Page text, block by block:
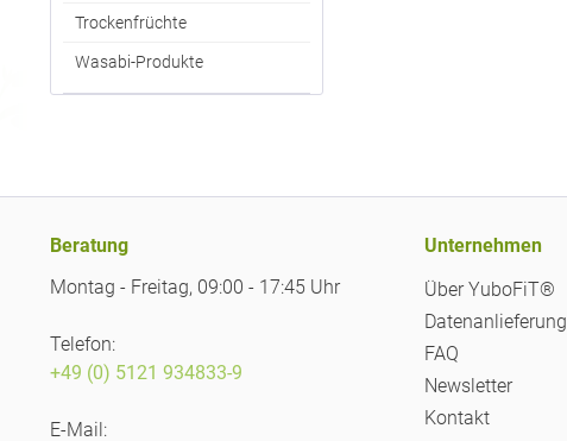
Trockenfrüchte
Wasabi-Produkte
Beratung
Montag - Freitag, 09:00 - 17:45 Uhr
Telefon:
+49 (0) 5121 934833-9
E-Mail:
Unternehmen
Über YuboFiT®
Datenanlieferung
FAQ
Newsletter
Kontakt